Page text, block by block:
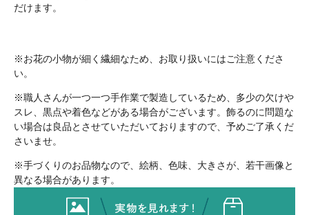
だけます。
※お花の小物が細く繊細なため、お取り扱いにはご注意くださ
い。
※職人さんが一つ一つ手作業で製造しているため、多少の欠けや
スレ、黒点や着色などがある場合がございます。飾るのに問題な
い場合は良品とさせていただいておりますので、予めご了承くだ
さいませ。
※手づくりのお品物なので、絵柄、色味、大きさが、若干画像と
異なる場合があります。